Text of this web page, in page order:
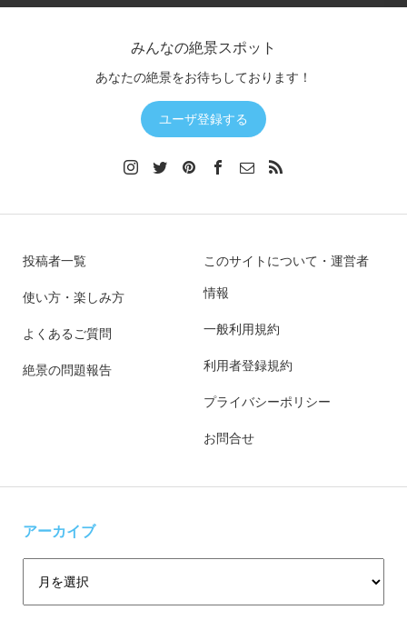
みんなの絶景スポット
あなたの絶景をお待ちしております！
ユーザ登録する
投稿者一覧
使い方・楽しみ方
よくあるご質問
絶景の問題報告
このサイトについて・運営者
情報
一般利用規約
利用者登録規約
プライバシーポリシー
お問合せ
アーカイブ